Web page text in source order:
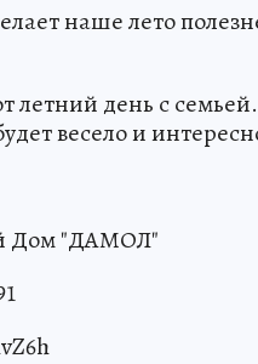
наше лето
летний день с семьей.
весело и
Дом "ДАМОЛ"